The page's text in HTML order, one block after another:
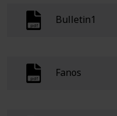
Bulletin1
Fanos